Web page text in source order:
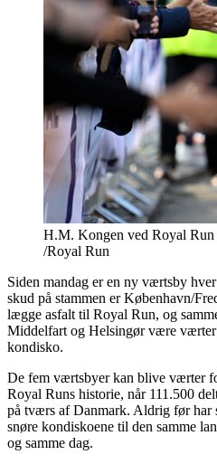
H.M. Kongen ved Royal
/Royal Run
Siden mandag er en ny værtsby
skud på stammen er København/
lægge asfalt til Royal Run, og
Middelfart og Helsingør være
kondisko.
De fem værtsbyer kan blive værter
Royal Runs historie, når 111.500
på tværs af Danmark. Aldrig før har
snøre kondiskoene til den samme
og samme dag.